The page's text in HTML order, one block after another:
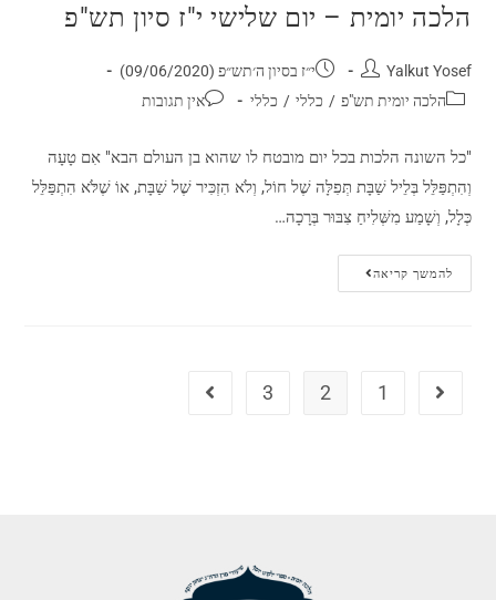
הלכה יומית – יום שלישי י"ז סיון תש"פ
Yalkut Yosef
י״ז בסיון ה׳תש״פ (09/06/2020)
הלכה יומית תש"פ / כללי / כללי אין תגובות
"כל השונה הלכות בכל יום מובטח לו שהוא בן העולם הבא" אִם טָעָה
וְהִתְפַּלֵּל בְּלֵיל שַׁבָּת תְּפִלָּה שֶׁל חוֹל, וְלֹא הִזְכִּיר שֶׁל שַׁבָּת, אוֹ שֶׁלֹּא הִתְפַּלֵּל
כְּלָל, וְשָׁמַע מִשְּׁלִיחַ צִבּוּר בְּרָכָה…
להמשך קריאה
1
2
3